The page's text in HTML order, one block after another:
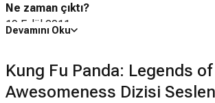
Ne zaman çıktı?
19 Eylül 2011
çekildi?
Kung Fu Panda: Legends of Awesomeness
Devamını Oku
Kung Fu Panda: Legends of
Awesomeness Dizisi